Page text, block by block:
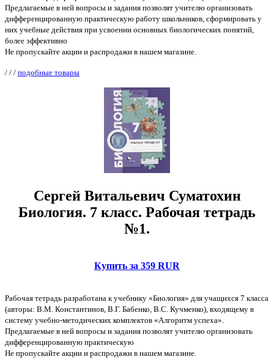
Предлагаемые в ней вопросы и задания позволят учителю организовать
дифференцированную практическую работу школьников, сформировать у
них учебные действия при усвоении основных биологических понятий,
более эффективно
Не пропускайте акции и распродажи в нашем магазине.
/ / / подобные товары
Сергей Витальевич Суматохин
Биология. 7 класс. Рабочая тетрадь
№1.
Купить за 359 RUR
Рабочая тетрадь разработана к учебнику «Биология» для учащихся 7 класса
(авторы: В.М. Константинов, В.Г. Бабенко, B.C. Кучменко), входящему в
систему учебно-методических комплектов «Алгоритм успеха».
Предлагаемые в ней вопросы и задания позволят учителю организовать
дифференцированную практическую
Не пропускайте акции и распродажи в нашем магазине.